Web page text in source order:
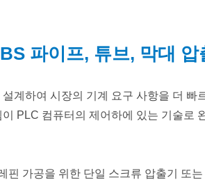
파이프, 튜브, 막대 압
계하여 시장의 기계 요구 사항을 더
PLC 컴퓨터의 제어하에 있는 기술로
가공을 위한 단일 스크류 압출기 또